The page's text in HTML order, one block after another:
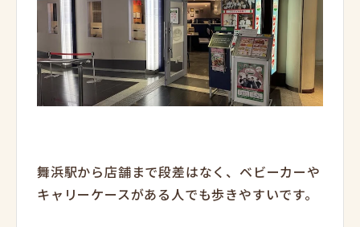
舞浜駅から店舗まで段差はなく、ベビーカーや
キャリーケースがある人でも歩きやすいです。